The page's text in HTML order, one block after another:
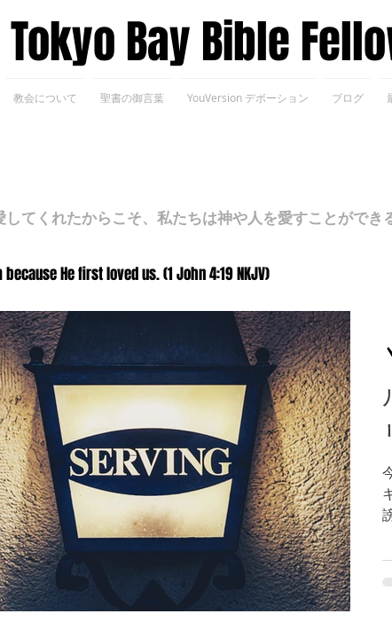
​Tokyo Bay Bible
教会について 聖書の御言葉 YouVersion デボーション ブログ
てくれたからこそ、私たちは神や人を愛すことができ
because He first loved us. (1 John 4:19 NKJV)